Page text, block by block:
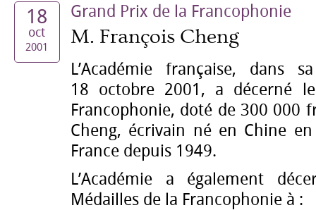
18
oct
2001
Grand Prix de la Francophonie
M. François Cheng
L’Académie française, dans
18 octobre 2001, a décerné
Francophonie, doté de 300 000
Cheng, écrivain né en Chine
France depuis 1949.
L’Académie a également
Médailles de la Francophonie à :